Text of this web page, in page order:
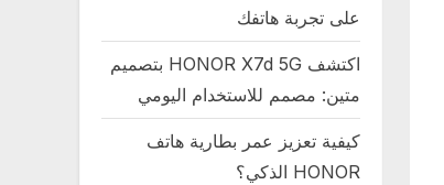
على تجربة هاتفك
اكتشف HONOR X7d 5G بتصميم
متين: مصمم للاستخدام اليومي
كيفية تعزيز عمر بطارية هاتف
HONOR الذكي؟